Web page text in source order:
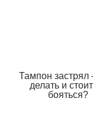
Тампон застрял
делать и
бояться?